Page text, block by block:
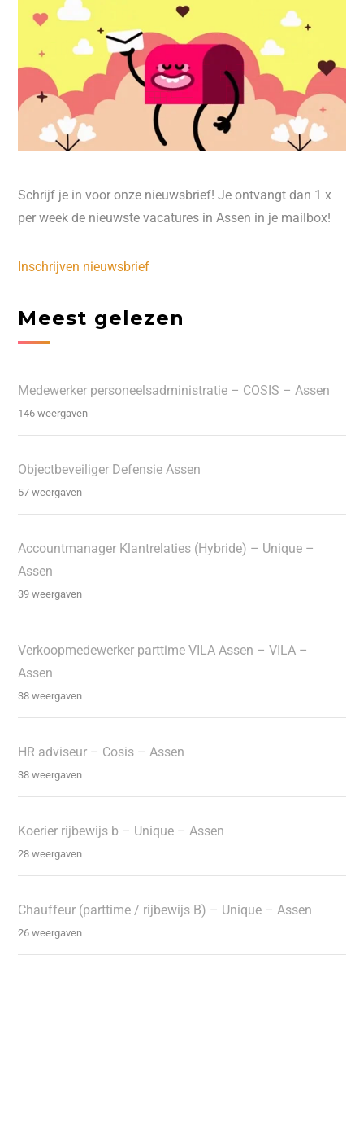
Schrijf je in voor onze nieuwsbrief! Je ontvangt dan 1 x
per week de nieuwste vacatures in Assen in je mailbox!
Inschrijven nieuwsbrief
Meest gelezen
Medewerker personeelsadministratie – COSIS – Assen
146 weergaven
Objectbeveiliger Defensie Assen
57 weergaven
Accountmanager Klantrelaties (Hybride) – Unique –
Assen
39 weergaven
Verkoopmedewerker parttime VILA Assen – VILA –
Assen
38 weergaven
HR adviseur – Cosis – Assen
38 weergaven
Koerier rijbewijs b – Unique – Assen
28 weergaven
Chauffeur (parttime / rijbewijs B) – Unique – Assen
26 weergaven